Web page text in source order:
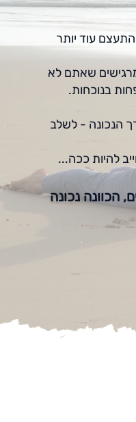
עוד יותר
שאתם לא
בנוכחות.
הנכונה - לשלב
להיות ככה...
נכונה